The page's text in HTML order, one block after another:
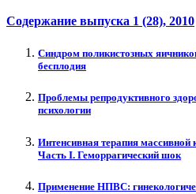
Содержание выпуска 1 (28), 2010
Синдром поликистозных
бесплодия
Проблемы репродуктивного
психологии
Интенсивная терапия массивной
Часть I. Геморрагический шок
Применение НПВС: